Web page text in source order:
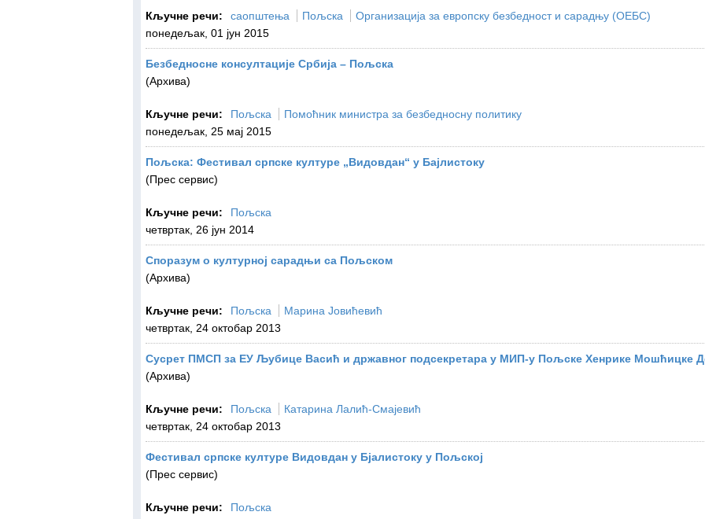
Кључне речи: саопштења Пољска
Организација за европску безбедност и сарадњу (ОЕБС)
понедељак, 01 јун 2015
Безбедносне консултације Србија – Пољска
(Архива)
Кључне речи: Пољска
Помоћник министра за безбедносну политику
понедељак, 25 мај 2015
Пољска: Фестивал српске културе „Видовдан“ у Бајлистоку
(Прес сервис)
Кључне речи:
Пољска
четвртак, 26 јун 2014
Споразум о културној сарадњи са Пољском
(Архива)
Кључне речи: Пољска
Марина Јовићевић
четвртак, 24 октобар 2013
Сусрет ПМСП за ЕУ Љубице Васић и државног подсекретара у МИП-у Пољске Хенрике Мошћицке
(Архива)
Кључне речи: Пољска
Катарина Лалић-Смајевић
четвртак, 24 октобар 2013
Фестивал српске културе Видовдан у Бјалистоку у Пољској
(Прес сервис)
Кључне речи:
Пољска